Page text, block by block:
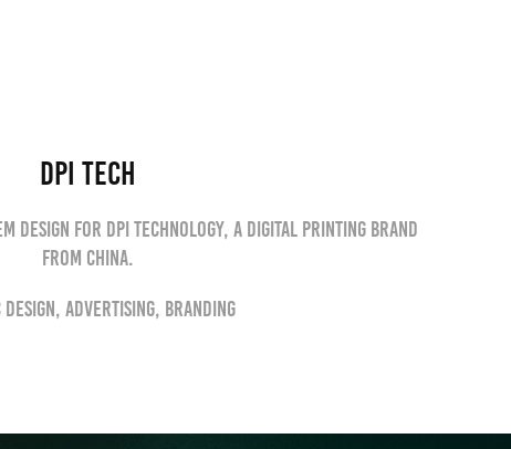
DPI Tech
design for DPI Technology, a digital printing brand
from China.
Design, Advertising, Branding